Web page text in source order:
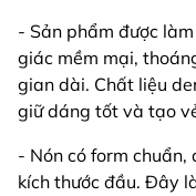
- Sản phẩm được
giác mềm mại,
gian dài. Chất liệu
giữ dáng tốt và tạo
- Nón có form chuẩn,
kích thước đầu. Đây